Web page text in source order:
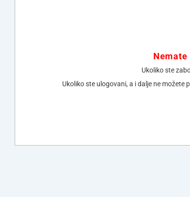
Ukoliko ste
Ukoliko ste ulogovani, a i dalje ne